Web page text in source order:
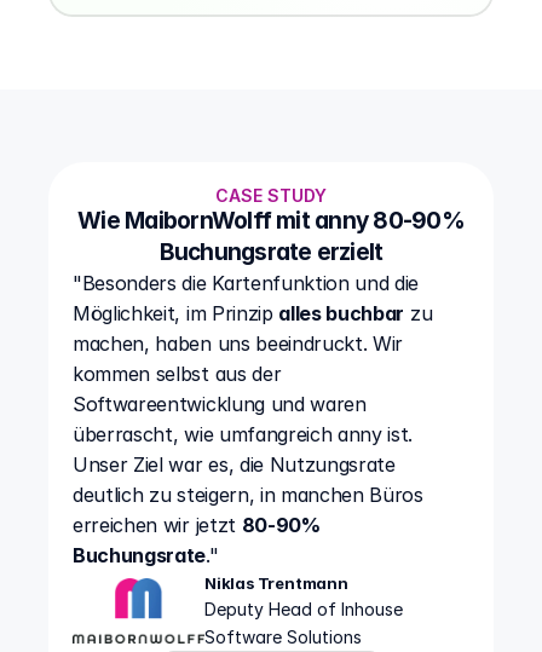
CASE STUDY
Wie MaibornWolff mit anny 80-90%
Buchungsrate erzielt
"Besonders die Kartenfunktion und die
Möglichkeit, im Prinzip alles buchbar zu
machen, haben uns beeindruckt. Wir
kommen selbst aus der
Softwareentwicklung und waren
überrascht, wie umfangreich anny ist.
Unser Ziel war es, die Nutzungsrate
deutlich zu steigern, in manchen Büros
erreichen wir jetzt 80-90%
Buchungsrate."
Niklas Trentmann
Deputy Head of Inhouse
Software Solutions